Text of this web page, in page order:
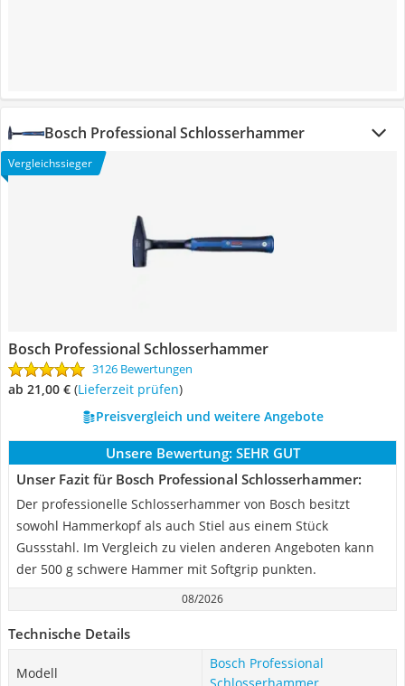
Bosch Professional Schlosserhammer
Vergleichssieger
Bosch Professional Schlosserhammer
3126 Bewertungen
ab 21,00 € (Lieferzeit prüfen)
Preisvergleich und weitere Angebote
Unsere Bewertung: SEHR GUT
Unser Fazit für Bosch Professional Schlosserhammer:
Der professionelle Schlosserhammer von Bosch besitzt
sowohl Hammerkopf als auch Stiel aus einem Stück
Gussstahl. Im Vergleich zu vielen anderen Angeboten kann
der 500 g schwere Hammer mit Softgrip punkten.
08/2026
Technische Details
Modell
Bosch Professional